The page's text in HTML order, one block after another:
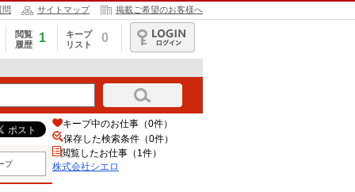
問 サイトマップ 掲載ご希望のお客様へ
閲覧
履歴
1
キープ
リスト
0
ログイン
プ
キープ中のお仕事（0件）
保存した検索条件（0件）
閲覧したお仕事（1件）
株式会社シエロ